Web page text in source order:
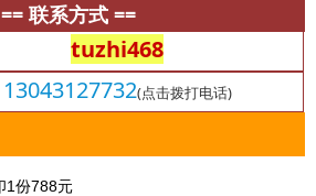
== 联系方式 ==
tuzhi468
13043127732(点击拨打电话)